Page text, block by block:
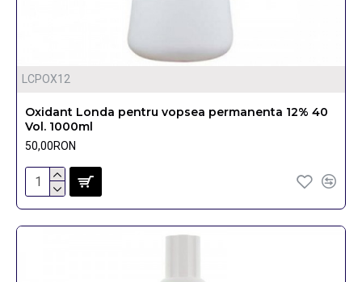
LCPOX12
Oxidant Londa pentru vopsea permanenta 12% 40
Vol. 1000ml
50,00RON